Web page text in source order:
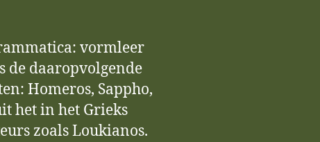
vormleer
de daaropvolgende
Homeros, Sappho,
het in het Grieks
zoals Loukianos.